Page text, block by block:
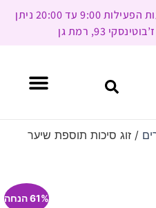
ניתן להגיע בתיאום מראש | בשעות הפעילות 9:00 עד 20:00 ניתן
93, רמת גן
/ זוג סיכות תוספת שיער
61% הנחה